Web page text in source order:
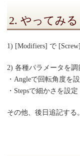
2. やってみる
1) [Modifiers] で
2) 各種パラメータを調
・Angleで回転角度を
・Stepsで細かさを設定
その他、後日追記する。